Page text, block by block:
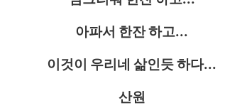
아파서 한잔 하고...
이것이 우리네 삶인듯 하다...
산원